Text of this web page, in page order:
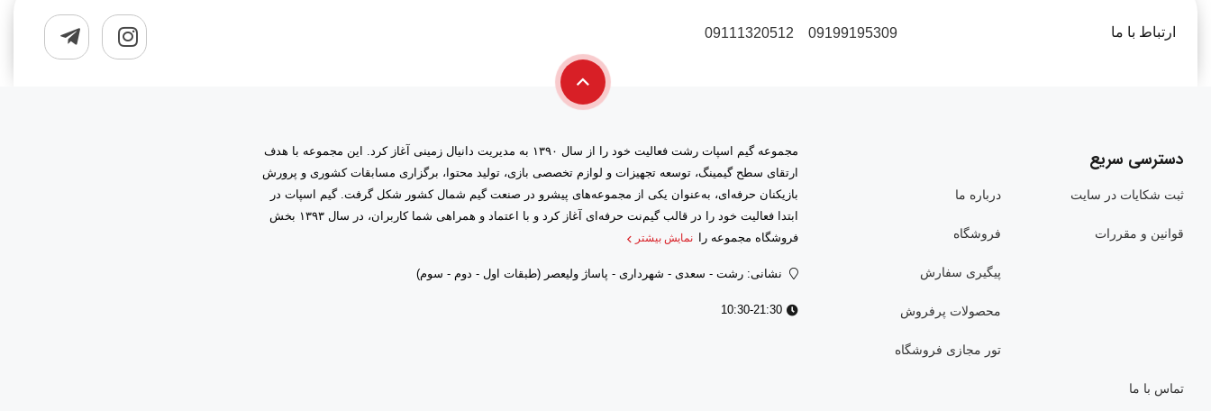
ارتباط با ما 09199195309
09111320512
دسترسی سریع
ثبت شکایات در سایت درباره ما
قوانین و مقررات فروشگاه
پیگیری سفارش
محصولات پرفروش
تور مجازی فروشگاه
تماس با ما
مجموعه گیم اسپات رشت فعالیت خود را از سال ۱۳۹۰ به مدیریت دانیال زمینی آغاز کرد. این مجموعه با هدف
ارتقای سطح گیمینگ، توسعه تجهیزات و لوازم تخصصی بازی، تولید محتوا، برگزاری مسابقات کشوری و پرورش
بازیکنان حرفه‌ای، به‌عنوان یکی از مجموعه‌های پیشرو در صنعت گیم شمال کشور شکل گرفت. گیم اسپات در
ابتدا فعالیت خود را در قالب گیم‌نت حرفه‌ای آغاز کرد و با اعتماد و همراهی شما کاربران، در سال ۱۳۹۳ بخش
فروشگاه مجموعه را نمایش بیشتر
نشانی: رشت - سعدى - شهرداری - پاساژ ولیعصر (طبقات اول - دوم - سوم)
10:30-21:30